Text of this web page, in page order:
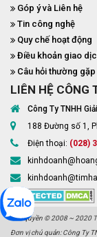
Góp ý và Liên hệ
Tin công nghệ
Quy chế hoạt động
Điều khoản giao
Câu hỏi thường gặp
LIÊN HỆ CÔNG
Công Ty TNHH
188 Đường số 1,
Điện thoại: (028)
Bản quyền © 2008 ~ 2020
Đơn vị chủ quản: Công Ty